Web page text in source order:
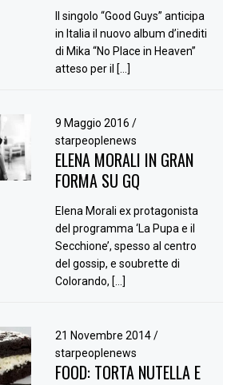
Il singolo “Good Guys” anticipa
in Italia il nuovo album d’inediti
di Mika “No Place in Heaven”
atteso per il […]
9 Maggio 2016 /
starpeoplenews
ELENA MORALI IN GRAN
FORMA SU GQ
Elena Morali ex protagonista
del programma ‘La Pupa e il
Secchione’, spesso al centro
del gossip, e soubrette di
Colorando, […]
21 Novembre 2014/
starpeoplenews
FOOD: TORTA NUTELLA E